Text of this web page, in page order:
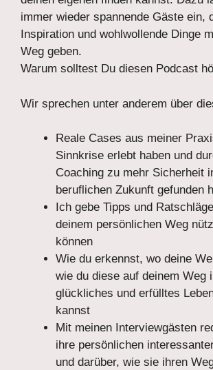
immer wieder spannende Gäste ein,
Inspiration und wohlwollende Dinge
Weg geben.
Warum solltest Du diesen Podcast
Wir sprechen unter anderem über
Reale Cases aus meiner
Sinnkrise erlebt haben und
Coaching zu mehr Sicherheit
beruflichen Zukunft gefunden
Ich gebe Tipps und
deinem persönlichen Weg
können
Wie du erkennst, wo deine
wie du diese auf deinem Weg
glückliches und erfülltes
kannst
Mit meinen Interviewgästen
ihre persönlichen
und darüber, wie sie ihren